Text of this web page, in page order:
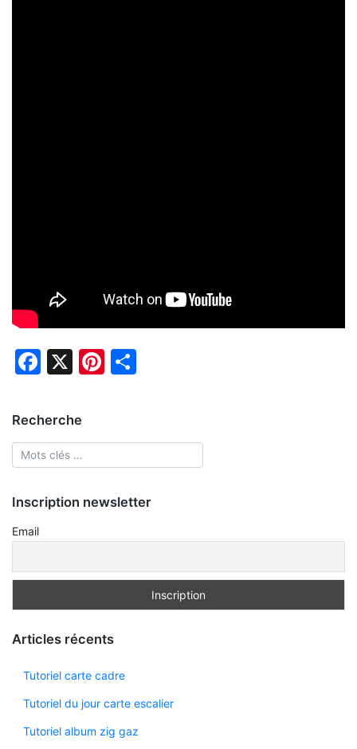
Facebook
X Pinterest
Recherche
Inscription newsletter
Email
Articles récents
Tutoriel carte cadre
Tutoriel du jour carte escalier
Tutoriel album zig gaz